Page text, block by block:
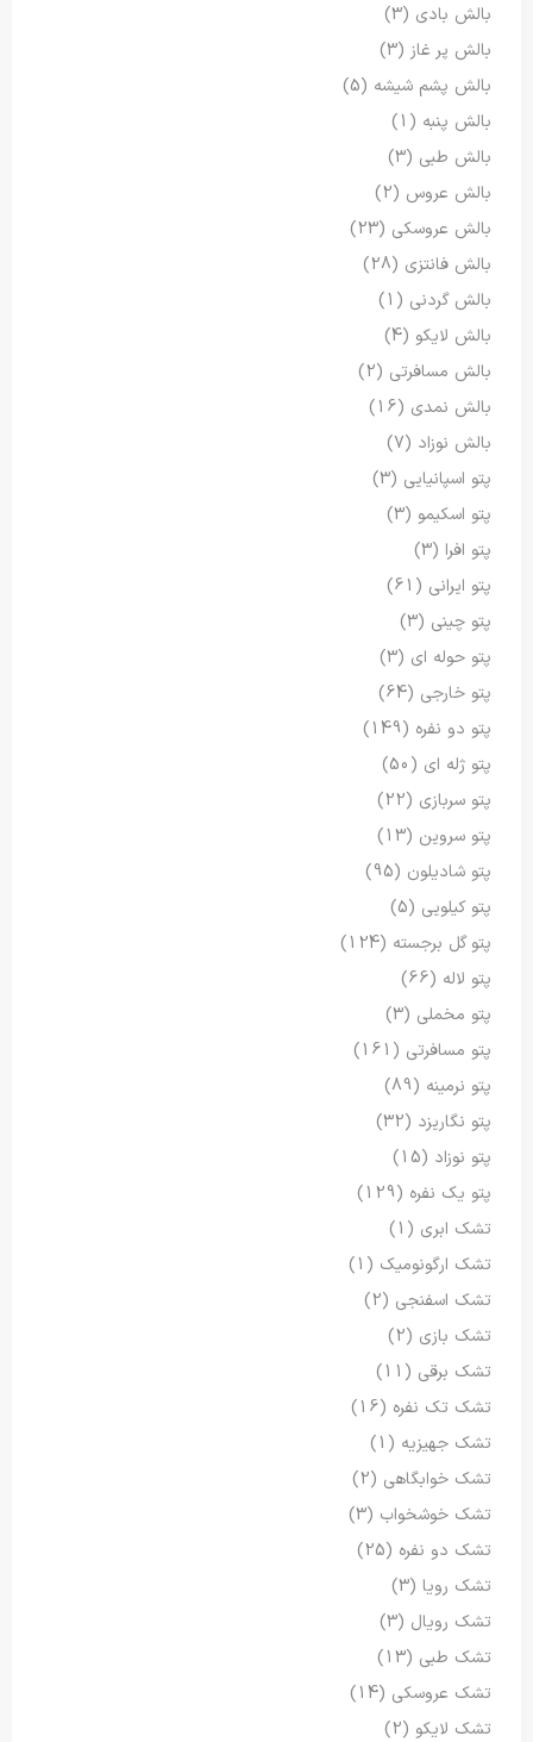
بالش بادی (3)
بالش پر غاز (3)
بالش پشم شیشه (5)
بالش پنبه (1)
بالش طبی (3)
بالش عروس (2)
بالش عروسکی (23)
بالش فانتزی (28)
بالش گردنی (1)
بالش لایکو (4)
بالش مسافرتی (2)
بالش نمدی (16)
بالش نوزاد (7)
پتو اسپانیایی (3)
پتو اسکیمو (3)
پتو افرا (3)
پتو ایرانی (61)
پتو چینی (3)
پتو حوله ای (3)
پتو خارجی (64)
پتو دو نفره (149)
پتو ژله ای (50)
پتو سربازی (22)
پتو سروین (13)
پتو شادیلون (95)
پتو کیلویی (5)
پتو گل برجسته (124)
پتو لاله (66)
پتو مخملی (3)
پتو مسافرتی (161)
پتو نرمینه (89)
پتو نگاریزد (32)
پتو نوزاد (15)
پتو یک نفره (129)
تشک ابری (1)
تشک ارگونومیک (1)
تشک اسفنجی (2)
تشک بازی (2)
تشک برقی (11)
تشک تک نفره (16)
تشک جهیزیه (1)
تشک خوابگاهی (2)
تشک خوشخواب (3)
تشک دو نفره (25)
تشک رویا (3)
تشک رویال (3)
تشک طبی (13)
تشک عروسکی (14)
تشک لایکو (2)